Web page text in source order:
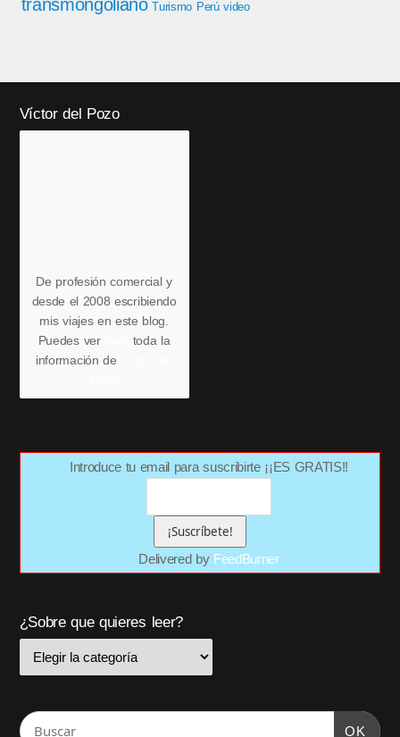
transmongoliano Turismo Perú video
Víctor del Pozo
De profesión comercial y
desde el 2008 escribiendo
mis viajes en este blog.
Puedes ver
toda la
información de
Introduce tu email para suscribirte ¡¡ES GRATIS!!
Delivered by FeedBurner
¿Sobre que quieres leer?
OK